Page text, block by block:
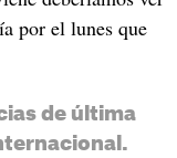
por el lunes que
de última